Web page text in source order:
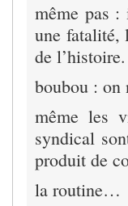
même pas :
une fatalité,
de l’histoire.
boubou : on
même les
syndical
produit de
la routine…